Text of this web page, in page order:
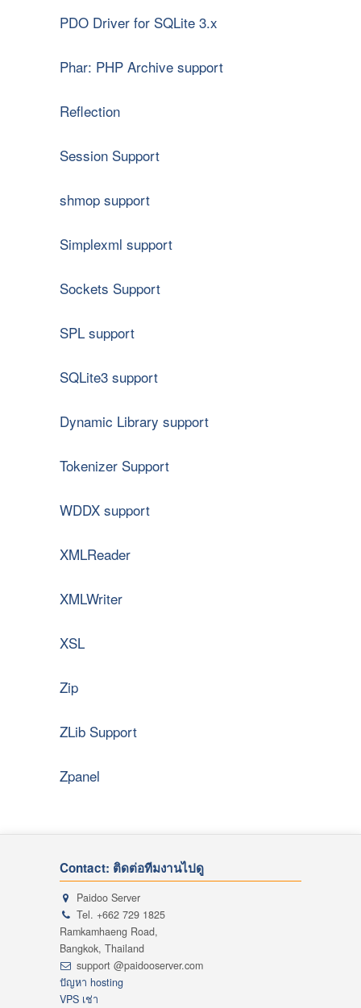
PDO Driver for SQLite 3.x
Phar: PHP Archive support
Reflection
Session Support
shmop support
Simplexml support
Sockets Support
SPL support
SQLite3 support
Dynamic Library support
Tokenizer Support
WDDX support
XMLReader
XMLWriter
XSL
Zip
ZLib Support
Zpanel
Contact: ติดต่อทีมงานไปดู
Paidoo Server
Tel. +662 729 1825
Ramkamhaeng Road,
Bangkok, Thailand
support @paidooserver.com
ปัญหา hosting
VPS เช่า